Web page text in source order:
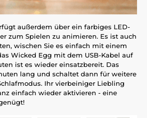
außerdem über ein farbiges LED-
zum Spielen zu animieren. Es ist auch
wischen Sie es einfach mit einem
Wicked Egg mit dem USB-Kabel auf
ist es wieder einsatzbereit. Das
lang und schaltet dann für weitere
Ihr vierbeiniger Liebling
einfach wieder aktivieren - eine